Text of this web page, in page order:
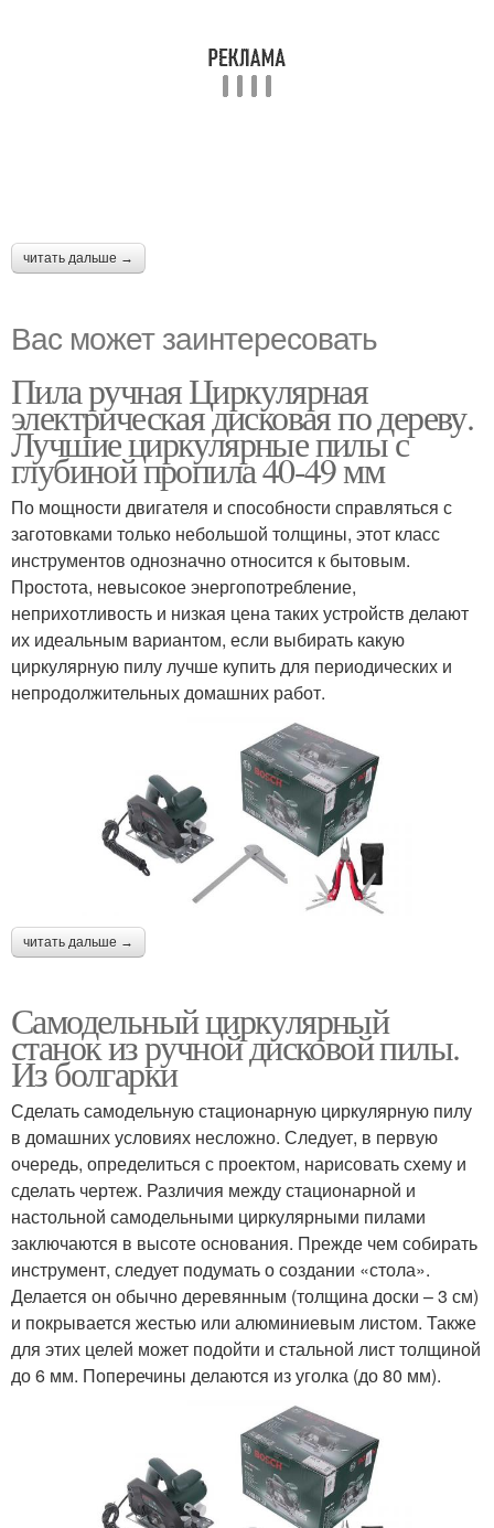
читать дальше →
Вас может заинтересовать
Пила ручная Циркулярная
электрическая дисковая по дереву.
Лучшие циркулярные пилы с
глубиной пропила 40-49 мм
По мощности двигателя и способности справляться с
заготовками только небольшой толщины, этот класс
инструментов однозначно относится к бытовым.
Простота, невысокое энергопотребление,
неприхотливость и низкая цена таких устройств делают
их идеальным вариантом, если выбирать какую
циркулярную пилу лучше купить для периодических и
непродолжительных домашних работ.
читать дальше →
Самодельный циркулярный
станок из ручной дисковой пилы.
Из болгарки
Сделать самодельную стационарную циркулярную пилу
в домашних условиях несложно. Следует, в первую
очередь, определиться с проектом, нарисовать схему и
сделать чертеж. Различия между стационарной и
настольной самодельными циркулярными пилами
заключаются в высоте основания. Прежде чем собирать
инструмент, следует подумать о создании «стола».
Делается он обычно деревянным (толщина доски – 3 см)
и покрывается жестью или алюминиевым листом. Также
для этих целей может подойти и стальной лист толщиной
до 6 мм. Поперечины делаются из уголка (до 80 мм).